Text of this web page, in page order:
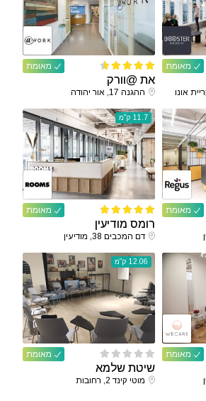
מאומת מאומת
את @וורק
ההגנה 17, אור יהודה
מאומת מאומת
11.7 ק"מ
רומס מודיעין
דם המכבים 38, מודיעין
מאומת מאומת
12.06 ק"מ
שיטת שלמא
מוטי קינד 2, רחובות